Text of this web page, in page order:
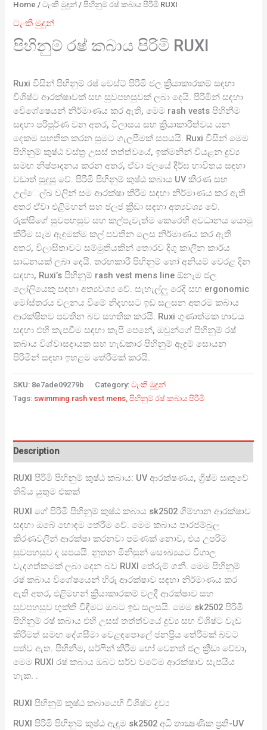
Home /ටැංකි මුදුන් / පිහිනුම් රෂ් කබාය පිරිමි RUXI
ටැංකි මුදුන්
පිහිනුම් රෂ් කබාය පිරිමි RUXI
Ruxi විසින් පිහිනුම් රෂ් වෙස්ට් පිරිමි ජල ක්‍රියාකාරකම් සඳහා
විශිෂ්ට ආරක්ෂාවක් සහ සුවපහසුවක් ලබා දෙයි. පිරිමින් සඳහා
විෙශේෂෙයන් නිර්මාණය කර ඇති, මෙම rash vests පිහිනීම
සඳහා පරිපූර්ණ වන අතර, විලාසය සහ ක්‍රියාකාරීත්වය යන
දෙකම සහතික කරන සුමට ගැලපීමක් සපයයි. Ruxi විසින් මෙම
පිහිනුම් කුෂ්ඨ වස්ත්‍ර උසස් තත්ත්වයේ, ඉක්මනින් වියළන ද්‍රව්‍ය
සමඟ නිෂ්පාදනය කරන අතර, ඒවා ජලයේ දීර්ඝ භාවිතය සඳහා
වඩාත් සුදුසු වේ. පිරිමි පිහිනුම් කුෂ්ඨ කබාය UV කිරණ සහ
උල්ෙල්ඛ වලින් සම ආරක්ෂා කිරීම සඳහා නිර්මාණය කර ඇති
අතර ඒවා එළිමහන් සහ ජලජ ක්‍රීඩා සඳහා අත්‍යවශ්‍ය වේ.
රුක්සිගේ සුවපහසුව සහ කල්පැවැත්ම කෙරෙහි අවධානය යොමු
කිරීම සෑම ඇඳුමක්ම කල් පවතින ලෙස නිර්මාණය කර ඇති
අතර, විලාසිතාවට සම්මුතියකින් තොරව දිගු කාලීන කාර්ය
සාධනයක් ලබා දෙයි. තරඟකාරී පිහිනුම් හෝ අනියම් වෙරළ දින
සඳහා, Ruxi’s පිහිනුම් rash vest mens line ඕනෑම ජල
ලෝලියෙකු සඳහා අත්‍යවශ්‍ය වේ. සැහැල්ලු රෙදි සහ ergonomic
මෝස්තරය චලනය වීමේ නිදහසට ඉඩ සලසන අතරම කබාය
ආරක්ෂිතව පවතින බව සහතික කරයි. Ruxi ගුණාත්මක භාවය
සඳහා එහි කැපවීම සඳහා කැපී පෙනේ, ඔවුන්ගේ පිහිනුම් රෂ්
කබාය විශ්වාසදායක සහ හැඩකාර පිහිනුම් ඇඳුම් සොයන
පිරිමින් සඳහා ඉහළම තේරීමක් කරයි.
SKU: 8e7ade09279b Category:ටැංකි මුදුන්
Tags: swimming rash vest mens,පිහිනුම් රෂ් කබාය පිරිමි
Description
RUXI පිරිමි පිහිනුම් කුෂ්ඨ කබාය: UV ආරක්ෂණය, ග්‍රීෂ්ම ඍතුවේ
තිබිය යුතුම එකක්
RUXI ගේ පිරිමි පිහිනුම් කුෂ්ඨ කබාය sk2502 ගිම්හාන ආරක්ෂාව
සඳහා ඔබේ හොඳම තේරීම වේ. මෙම කබාය පාරජම්බුල
කිරණවලින් ආරක්ෂා කරනවා පමණක් නොව, එය උපරිම
සුවපහසුව ද සපයයි. නූතන මිනිසුන් සෞඛ්‍යයට විශාල
වැදගත්කමක් ලබා දෙන බව RUXI තේරුම් ගනී. මෙම පිහිනුම්
රෂ් කබාය විශේෂයෙන් හිරු ආරක්ෂාව සඳහා නිර්මාණය කර
ඇති අතර, එළිමහන් ක්‍රියාකාරකම් වලදී ආරක්ෂාව සහ
සුවපහසුව භුක්ති විඳීමට ඔබට ඉඩ සලසයි. මෙම sk2502 පිරිමි
පිහිනුම් රෂ් කබාය එහි උසස් තත්ත්වයේ ද්‍රව්‍ය සහ විශිෂ්ට වැඩ
කිරීමත් සමඟ දේශසීමා වෙළඳපොලේ ජනප්‍රිය තේරීමක් බවට
පත්ව ඇත. පිහිනීම, සර්ෆින් කිරීම හෝ වෙනත් ජල ක්‍රීඩා වේවා,
මෙම RUXI රෂ් කබාය ඔබට සර්ව වටේම ආරක්ෂාව සැපයිය
හැක. .
RUXI පිහිනුම් කුෂ්ඨ කබායෙහි විශිෂ්ට ද්‍රව්‍ය
RUXI පිරිමි පිහිනුම් කුෂ්ඨ ඇඳුම sk2502 අධි තාක්‍ෂණික ප්‍රති-UV